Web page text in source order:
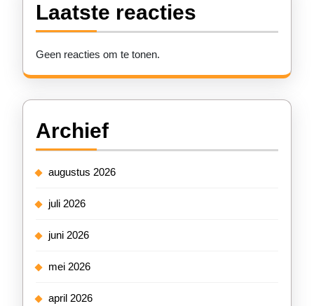
Laatste reacties
Geen reacties om te tonen.
Archief
augustus 2026
juli 2026
juni 2026
mei 2026
april 2026